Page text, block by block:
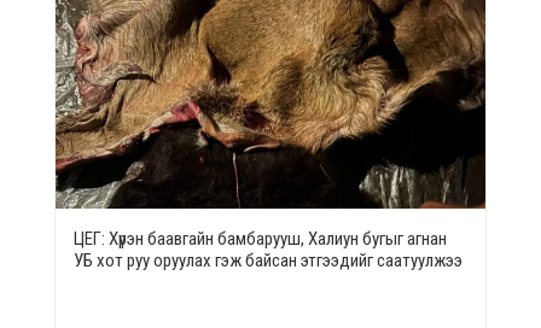
ЦЕГ: Хүрэн баавгайн бамбарууш, Халиун бугыг агнан
УБ хот руу оруулах гэж байсан этгээдийг саатуулжээ